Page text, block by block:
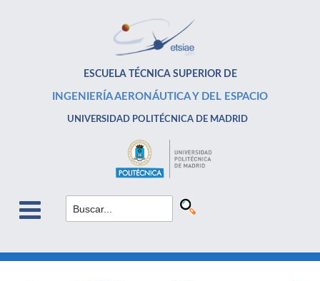
ESCUELA TÉCNICA SUPERIOR DE
INGENIERÍA AERONÁUTICA Y DEL ESPACIO
UNIVERSIDAD POLITÉCNICA DE MADRID